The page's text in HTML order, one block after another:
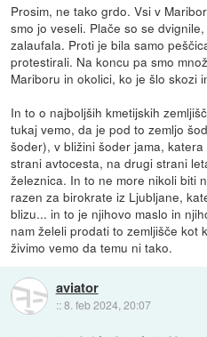
Prosim, ne tako grdo. Vsi v
smo jo veseli. Plače so se
zalaufala. Proti je bila samo
protestirali. Na koncu pa smo
Mariboru in okolici, ko je šlo skozi
In to o najboljših kmetijskih
tukaj vemo, da je pod to zemljo
šoder), v bližini šoder jama,
strani avtocesta, na drugi strani
železnica. In to ne more nikoli biti
razen za birokrate iz Ljubljane,
blizu... in to je njihovo maslo in
nam želeli prodati to zemljišče kot
živimo vemo da temu ni tako.
aviator
::8. feb 2024, 20:07